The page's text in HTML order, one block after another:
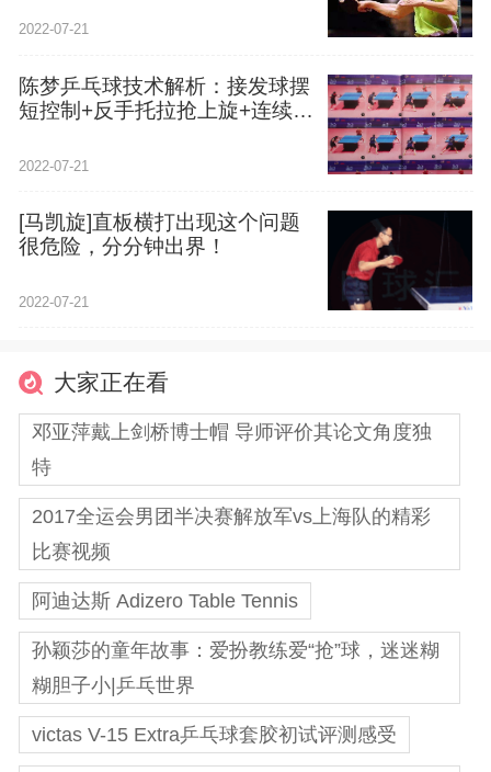
2022-07-21
陈梦乒乓球技术解析：接发球摆
短控制+反手托拉抢上旋+连续发
2022-07-21
[马凯旋]直板横打出现这个问题
很危险，分分钟出界！
2022-07-21
大家正在看
邓亚萍戴上剑桥博士帽 导师评价其论文角度独
特
2017全运会男团半决赛解放军vs上海队的精彩
比赛视频
阿迪达斯 Adizero Table Tennis
孙颖莎的童年故事：爱扮教练爱“抢”球，迷迷糊
糊胆子小|乒乓世界
victas V-15 Extra乒乓球套胶初试评测感受